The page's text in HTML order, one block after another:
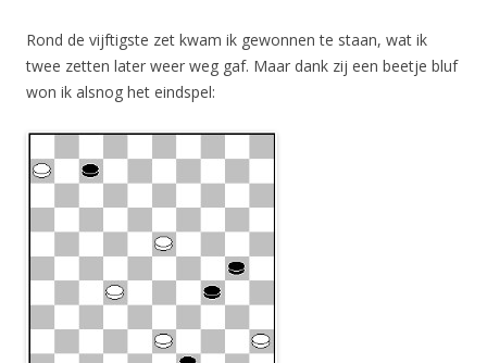
Rond de vijftigste zet kwam ik gewonnen te staan, wat ik
twee zetten later weer weg gaf. Maar dank zij een beetje bluf
won ik alsnog het eindspel: